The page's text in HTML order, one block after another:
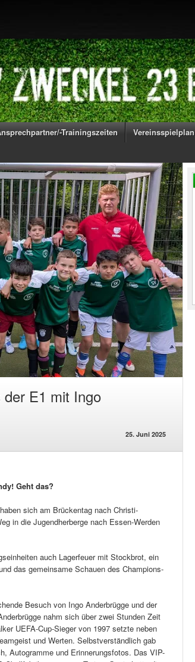
Trainingszeiten Vereinsspielplan
E1 mit Ingo
25. Juni 2025
Geht das?
sich am Brückentag nach Christi-
in die Jugendherberge nach Essen-Werden
auch Lagerfeuer mit Stockbrot, ein
das gemeinsame Schauen des Champions-
Besuch von Ingo Anderbrügge und der
nahm sich über zwei Stunden Zeit
UEFA-Cup-Sieger von 1997 setzte neben
und Werten. Selbstverständlich gab
Autogramme und Erinnerungsfotos. Das VIP-